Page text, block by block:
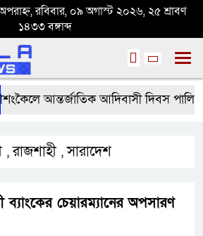
রবিবার, ০৯ অগাস্ট ২০২৬, ২৫ শ্রাবণ
১৪৩৩ বঙ্গাব্দ
আন্তর্জাতিক আদিবাসী দিবস পালিত
,রাজশাহী ,সারাদেশ
ব্যাংকের চেয়ারম্যানের অপসারণ